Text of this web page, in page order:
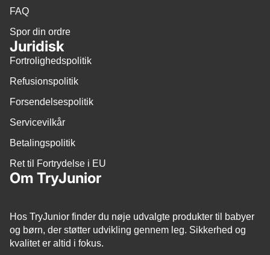
FAQ
Spor din ordre
Juridisk
Fortrolighedspolitik
Refusionspolitik
Forsendelsespolitik
Servicevilkår
Betalingspolitik
Ret til Fortrydelse i EU
Om TryJunior
Hos TryJunior finder du nøje udvalgte produkter til babyer
og børn, der støtter udvikling gennem leg. Sikkerhed og
kvalitet er altid i fokus.